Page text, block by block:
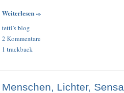
Weiterlesen -»
tetti's blog
2 Kommentare
1 trackback
Menschen, Lichter,